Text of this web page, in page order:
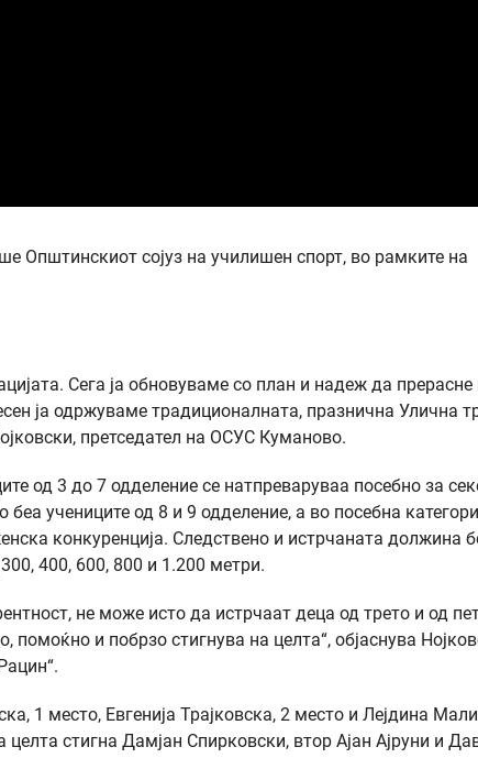
Општинскиот сојуз на училишен спорт, во рамките на
Сега ја обновуваме со план и надеж да прерасне
ја одржуваме традиционалната, празнична Улична
претседател на ОСУС Куманово.
од 3 до 7 одделение се натпреваруваа посебно за
учениците од 8 и 9 одделение, а во посебна
конкуренција. Следствено и истрчаната должина
400, 600, 800 и 1.200 метри.
не може исто да истрчаат деца од трето и од
помоќно и побрзо стигнува на целта“, објаснува
1 место, Евгенија Трајковска, 2 место и Лејдина
стигна Дамјан Спирковски, втор Ајан Ајруни и